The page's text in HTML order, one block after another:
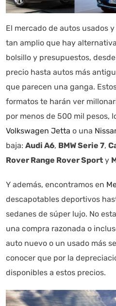
El mercado de autos usados
tan amplio que hay
bolsillo y presupuestos,
precio hasta autos más
que parecen una ganga.
formatos te harán ver
por menos de 500 mil pesos,
Volkswagen Jetta o una
baja: Audi A6, BMW Serie 7,
Rover Range Rover Sport y
Y además, encontramos en
descapotables deportivos
sedanes de súper lujo. No
una compra razonada o
auto nuevo o un usado más
conocer que por la
disponibles a estos precios.